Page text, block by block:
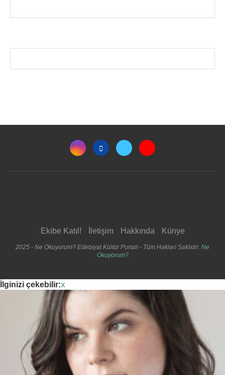
Ekibe Katıl! İletişim Hakkında Künye
2025 - Ne Okuyorum? Edebiyat Kültür Portalı - Tüm Hakları Saklıdır. Ne
Okuyorum?
İlginizi çekebilir:x